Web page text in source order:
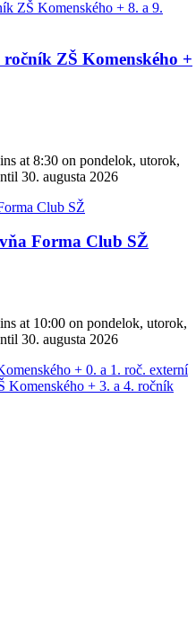
ZŠ Komenského +
at 8:30 on pondelok, utorok,
30. augusta 2026
Forma Club SŽ
at 10:00 on pondelok, utorok,
30. augusta 2026
+ 0. a 1. roč. externí
Komenského + 3. a 4. ročník